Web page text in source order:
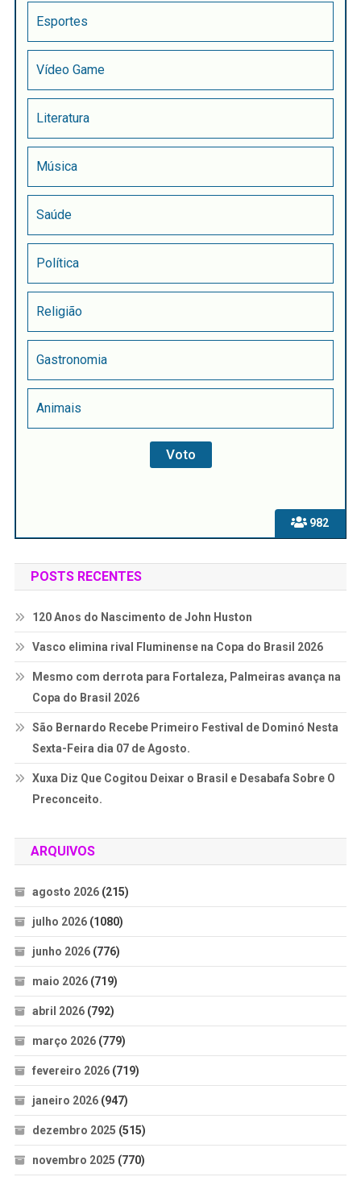
982
Esportes
Vídeo Game
Literatura
Música
Saúde
Política
Religião
Gastronomia
Animais
POSTS RECENTES
120 Anos do Nascimento de John Huston
Vasco elimina rival Fluminense na Copa do Brasil 2026
Mesmo com derrota para Fortaleza, Palmeiras avança na
Copa do Brasil 2026
São Bernardo Recebe Primeiro Festival de Dominó Nesta
Sexta-Feira dia 07 de Agosto.
Xuxa Diz Que Cogitou Deixar o Brasil e Desabafa Sobre O
Preconceito.
ARQUIVOS
agosto 2026(215)
julho 2026(1080)
junho 2026(776)
maio 2026(719)
abril 2026(792)
março 2026(779)
fevereiro 2026(719)
janeiro 2026(947)
dezembro 2025 (515)
novembro 2025 (770)